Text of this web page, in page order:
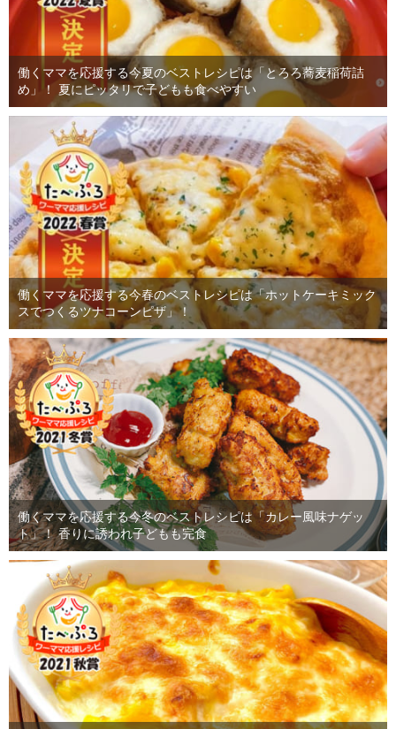
働くママを応援する今夏のベストレシピは「とろろ蕎麦稲荷詰
め」！ 夏にピッタリで子どもも食べやすい
働くママを応援する今春のベストレシピは「ホットケーキミック
スでつくるツナコーンピザ」！
働くママを応援する今冬のベストレシピは「カレー風味ナゲッ
ト」！ 香りに誘われ子どもも完食